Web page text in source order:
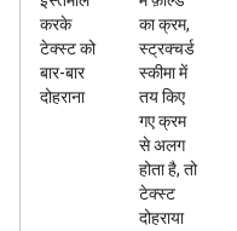
करके
टेक्स्ट को
बार-बार
दोहराना
का क्रम,
स्ट्रक्चर्ड
स्कीमा में
तय किए
गए क्रम
से अलग
होता है, तो
टेक्स्ट
दोहराया